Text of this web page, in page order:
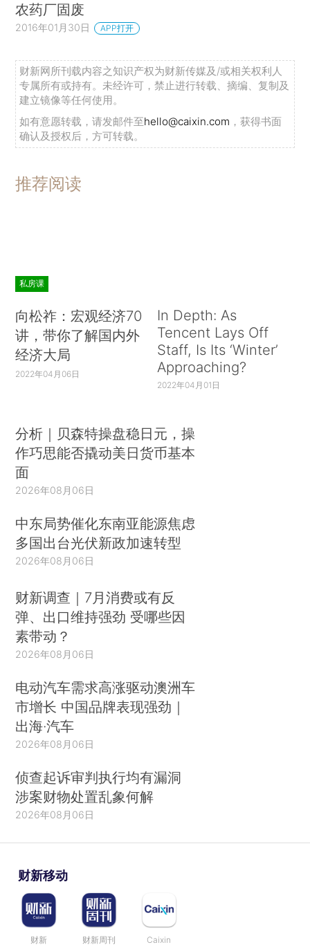
农药厂固废
2016年01月30日 APP打开
财新网所刊载内容之知识产权为财新传媒及/或相关权利人
专属所有或持有。未经许可，禁止进行转载、摘编、复制及
建立镜像等任何使用。
如有意愿转载，请发邮件至hello@caixin.com ，获得书面
确认及授权后，方可转载。
推荐阅读
私房课
向松祚：宏观经济70
讲，带你了解国内外
经济大局
2022年04月06日
In Depth: As
Tencent Lays Off
Staff, Is Its ‘Winter’
Approaching?
2022年04月01日
分析｜贝森特操盘稳日元，操
作巧思能否撬动美日货币基本
面
2026年08月06日
中东局势催化东南亚能源焦虑
多国出台光伏新政加速转型
2026年08月06日
财新调查｜7月消费或有反
弹、出口维持强劲 受哪些因
素带动？
2026年08月06日
电动汽车需求高涨驱动澳洲车
市增长 中国品牌表现强劲｜
出海·汽车
2026年08月06日
侦查起诉审判执行均有漏洞
涉案财物处置乱象何解
2026年08月06日
财新移动
财新 财新周刊 Caixin